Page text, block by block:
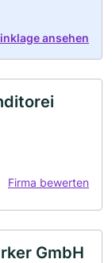
ansehen
Firma bewerten
GmbH